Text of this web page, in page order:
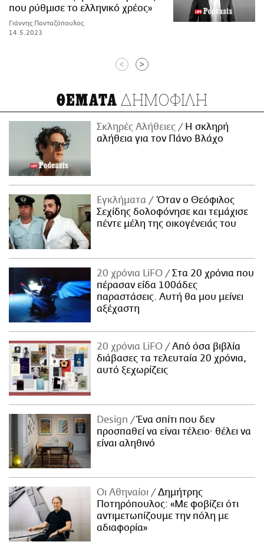
που ρύθμισε το ελληνικό χρέος»
Γιάννης Πανταζόπουλος
14.5.2023
< >
ΘΕΜΑΤΑ ΔΗΜΟΦΙΛΗ
Σκληρές Αλήθειες
H σκληρή
αλήθεια για τον Πάνο Βλάχο
Εγκλήματα
Όταν ο Θεόφιλος
Σεχίδης δολοφόνησε και τεμάχισε
πέντε μέλη της οικογένειάς του
20 χρόνια LiFO
Στα 20 χρόνια που
πέρασαν είδα 100άδες
παραστάσεις. Αυτή θα μου μείνει
αξέχαστη
20 χρόνια LiFO
Από όσα βιβλία
διάβασες τα τελευταία 20 χρόνια,
αυτό ξεχωρίζεις
Design
Ένα σπίτι που δεν
προσπαθεί να είναι τέλειο· θέλει να
είναι αληθινό
Οι Αθηναίοι
Δημήτρης
Ποτηρόπουλος: «Με φοβίζει ότι
αντιμετωπίζουμε την πόλη με
αδιαφορία»